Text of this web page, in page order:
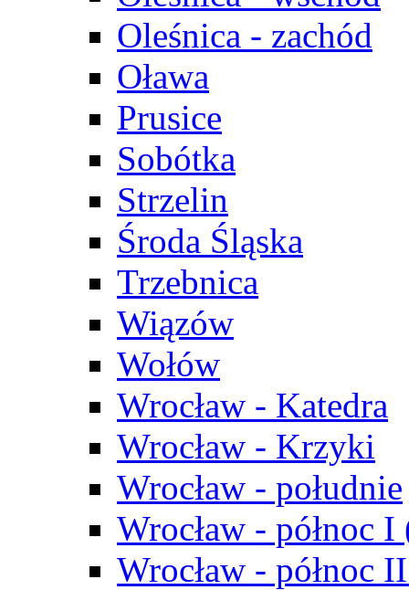
Oleśnica - zachód
Oława
Prusice
Sobótka
Strzelin
Środa Śląska
Trzebnica
Wiązów
Wołów
Wrocław - Katedra
Wrocław - Krzyki
Wrocław - południe
Wrocław - północ
Wrocław - północ